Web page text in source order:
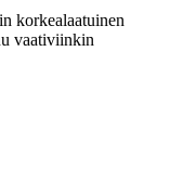
korkealaatuinen
vaativiinkin